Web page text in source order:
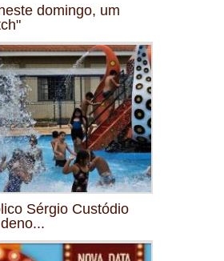
domingo, um
Sérgio Custódio